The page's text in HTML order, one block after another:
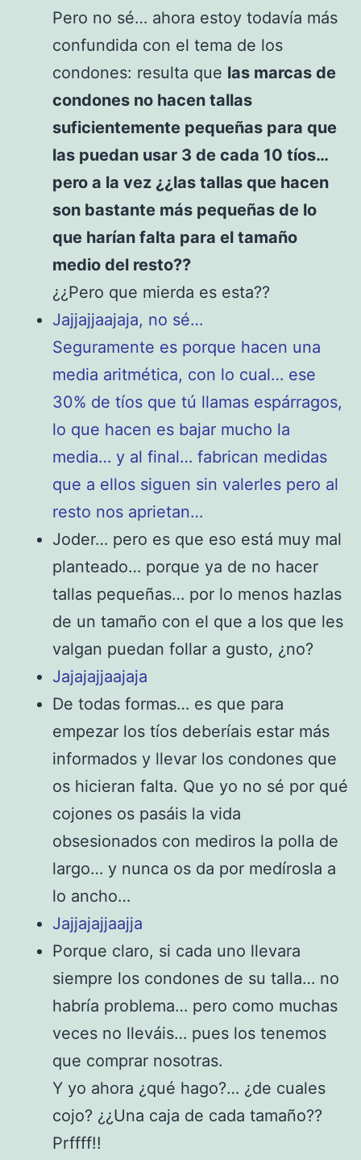
Pero no sé… ahora estoy todavía más
confundida con el tema de los
condones: resulta que las marcas de
condones no hacen tallas
suficientemente pequeñas para que
las puedan usar 3 de cada 10 tíos…
pero a la vez ¿¿las tallas que hacen
son bastante más pequeñas de lo
que harían falta para el tamaño
medio del resto??
¿¿Pero que mierda es esta??
Jajjajjaajaja, no sé…
Seguramente es porque hacen una
media aritmética, con lo cual… ese
30% de tíos que tú llamas espárragos,
lo que hacen es bajar mucho la
media… y al final… fabrican medidas
que a ellos siguen sin valerles pero al
resto nos aprietan…
Joder… pero es que eso está muy mal
planteado… porque ya de no hacer
tallas pequeñas… por lo menos hazlas
de un tamaño con el que a los que les
valgan puedan follar a gusto, ¿no?
Jajajajjaajaja
De todas formas… es que para
empezar los tíos deberíais estar más
informados y llevar los condones que
os hicieran falta. Que yo no sé por qué
cojones os pasáis la vida
obsesionados con mediros la polla de
largo… y nunca os da por medírosla a
lo ancho…
Jajjajajjaajja
Porque claro, si cada uno llevara
siempre los condones de su talla… no
habría problema… pero como muchas
veces no lleváis… pues los tenemos
que comprar nosotras.
Y yo ahora ¿qué hago?… ¿de cuales
cojo? ¿¿Una caja de cada tamaño??
Prffff!!